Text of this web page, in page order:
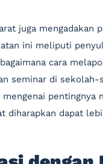
juga mengadakan
ini meliputi
cara
seminar di
pentingnya
diharapkan dapat